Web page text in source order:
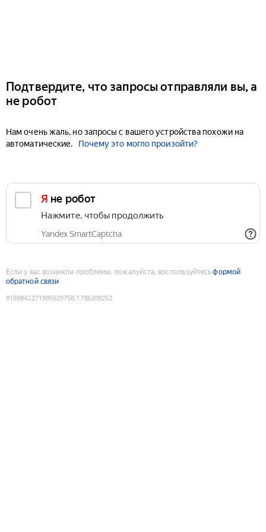
Подтвердите, что запросы отправляли вы, а
не робот
Нам очень жаль, но запросы с вашего устройства похожи на
автоматические.
Почему это могло произойти?
Я не робот
Нажмите, чтобы продолжить
Yandex SmartCaptcha
Если у вас возникли проблемы, пожалуйста, воспользуйтесьформой
обратной связи
9189942271985629758:1786208252